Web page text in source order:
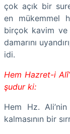
çok açık bir
en mükemmel
birçok kavim ve
damarını
idi.
Hem Hazret-i
şudur ki:
Hem Hz.
kalmasının bir